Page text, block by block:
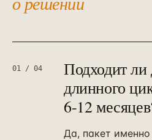
01 / 04
Подходит ли
длинного
6-12
Да, пакет